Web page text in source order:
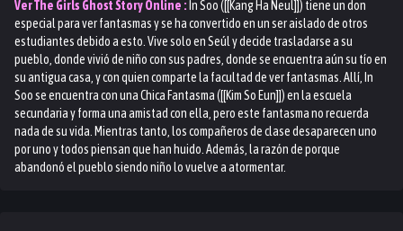
VerThe Girls Ghost StoryOnline : In Soo ([[Kang Ha Neul]]) tiene un don
especial para ver fantasmas y se ha convertido en un ser aislado de otros
estudiantes debido a esto. Vive solo en Seúl y decide trasladarse a su
pueblo, donde vivió de niño con sus padres, donde se encuentra aún su tío en
su antigua casa, y con quien comparte la facultad de ver fantasmas. Allí, In
Soo se encuentra con una Chica Fantasma ([[Kim So Eun]]) en la escuela
secundaria y forma una amistad con ella, pero este fantasma no recuerda
nada de su vida. Mientras tanto, los compañeros de clase desaparecen uno
por uno y todos piensan que han huido. Además, la razón de porque
abandonó el pueblo siendo niño lo vuelve a atormentar.